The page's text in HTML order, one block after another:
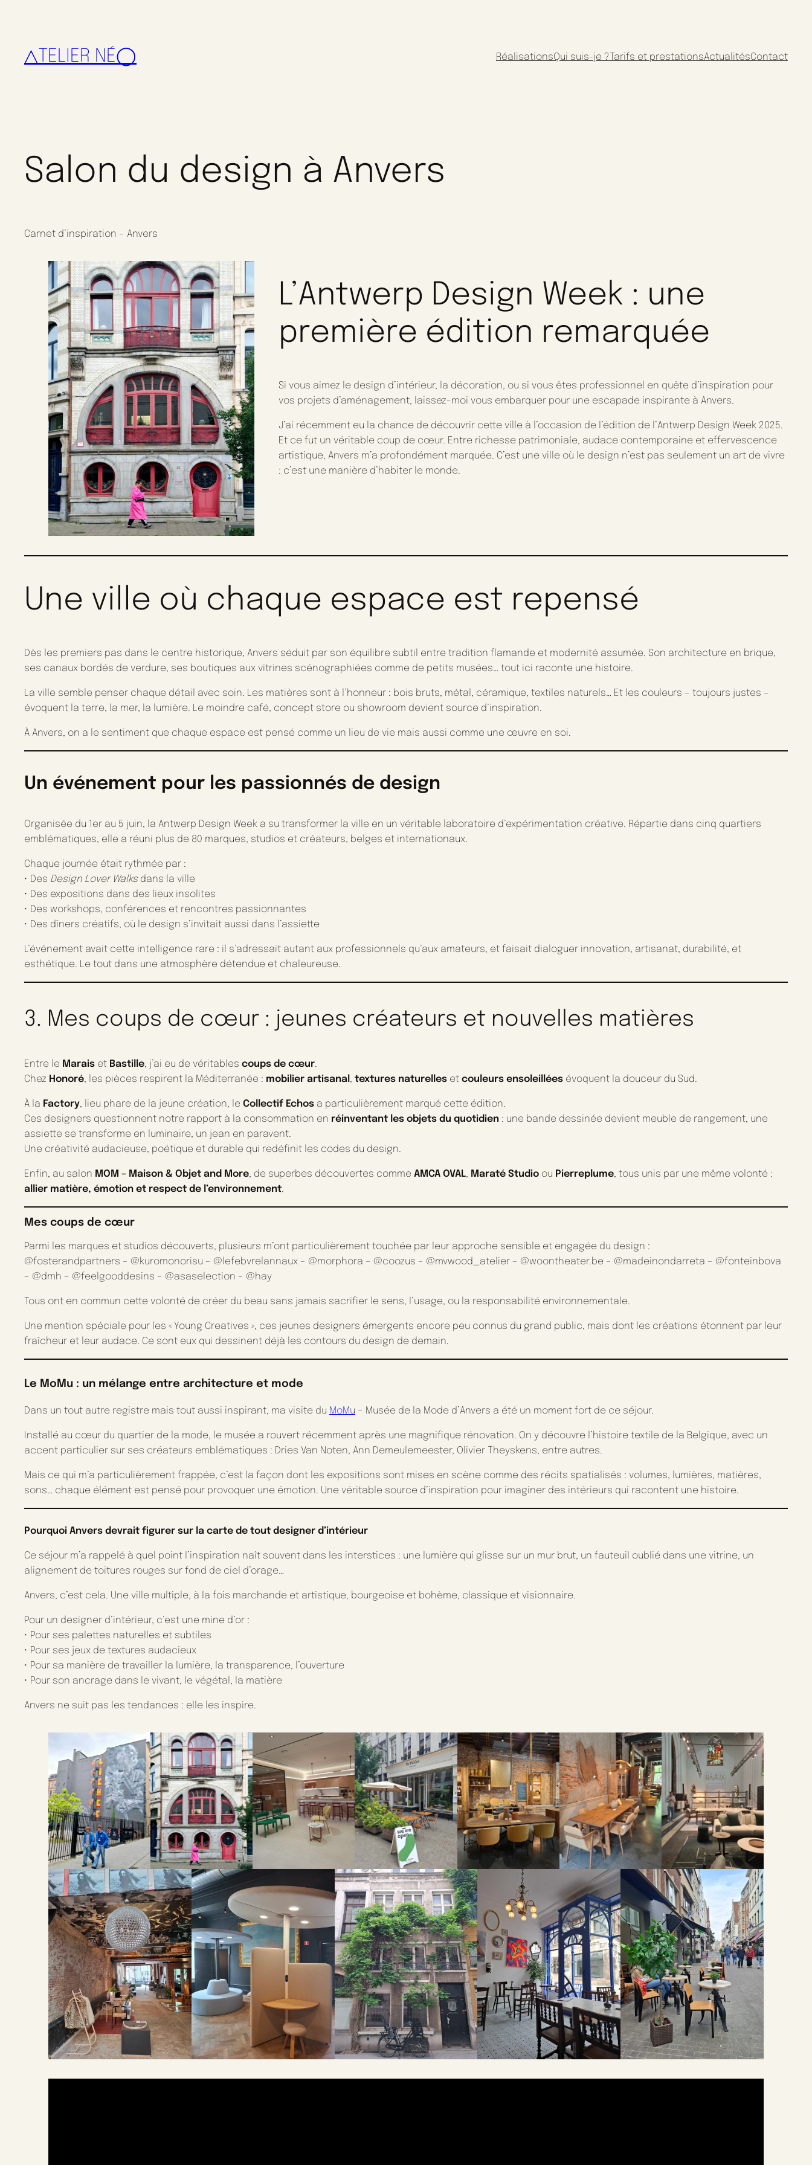
△TELIER NÉ◯ RéalisationsQui suis-je ? Tarifs et prestationsActualitésContact
Salon du design à Anvers
Carnet d’inspiration – Anvers
L’Antwerp Design Week : une
première édition remarquée
Si vous aimez le design d’intérieur, la décoration, ou si vous êtes professionnel en quête d’inspiration pour
vos projets d’aménagement, laissez-moi vous embarquer pour une escapade inspirante à Anvers.
J’ai récemment eu la chance de découvrir cette ville à l’occasion de l’édition de l’Antwerp Design Week 2025.
Et ce fut un véritable coup de cœur. Entre richesse patrimoniale, audace contemporaine et effervescence
artistique, Anvers m’a profondément marquée. C’est une ville où le design n’est pas seulement un art de vivre
: c’est une manière d’habiter le monde.
Une ville où chaque espace est repensé
Dès les premiers pas dans le centre historique, Anvers séduit par son équilibre subtil entre tradition flamande et modernité assumée. Son architecture en brique,
ses canaux bordés de verdure, ses boutiques aux vitrines scénographiées comme de petits musées… tout ici raconte une histoire.
La ville semble penser chaque détail avec soin. Les matières sont à l’honneur : bois bruts, métal, céramique, textiles naturels… Et les couleurs – toujours justes –
évoquent la terre, la mer, la lumière. Le moindre café, concept store ou showroom devient source d’inspiration.
À Anvers, on a le sentiment que chaque espace est pensé comme un lieu de vie mais aussi comme une œuvre en soi.
Un événement pour les passionnés de design
Organisée du 1er au 5 juin, la Antwerp Design Week a su transformer la ville en un véritable laboratoire d’expérimentation créative. Répartie dans cinq quartiers
emblématiques, elle a réuni plus de 80 marques, studios et créateurs, belges et internationaux.
Chaque journée était rythmée par :
• Des Design Lover Walksdans la ville
• Des expositions dans des lieux insolites
• Des workshops, conférences et rencontres passionnantes
• Des dîners créatifs, où le design s’invitait aussi dans l’assiette
L’événement avait cette intelligence rare : il s’adressait autant aux professionnels qu’aux amateurs, et faisait dialoguer innovation, artisanat, durabilité, et
esthétique. Le tout dans une atmosphère détendue et chaleureuse.
3. Mes coups de cœur : jeunes créateurs et nouvelles matières
Entre le Marais et Bastille, j’ai eu de véritables coups de cœur.
Chez Honoré, les pièces respirent la Méditerranée : mobilier artisanal , textures naturelles et couleurs ensoleillées évoquent la douceur du Sud.
À la Factory, lieu phare de la jeune création, le Collectif Echos a particulièrement marqué cette édition.
Ces designers questionnent notre rapport à la consommation en réinventant les objets du quotidien : une bande dessinée devient meuble de rangement, une
assiette se transforme en luminaire, un jean en paravent.
Une créativité audacieuse, poétique et durable qui redéfinit les codes du design.
Enfin, au salon MOM – Maison & Objet and More, de superbes découvertes comme AMCA OVAL, Maraté Studio ou Pierreplume, tous unis par une même volonté :
allier matière, émotion et respect de l’environnement.
Mes coups de cœur
Parmi les marques et studios découverts, plusieurs m’ont particulièrement touchée par leur approche sensible et engagée du design :
@fosterandpartners – @kuromonorisu – @lefebvrelannaux – @morphora – @coozus – @mvwood_atelier – @woontheater.be – @madeinondarreta – @fonteinbova
– @dmh – @feelgooddesins – @asaselection – @hay
Tous ont en commun cette volonté de créer du beau sans jamais sacrifier le sens, l’usage, ou la responsabilité environnementale.
Une mention spéciale pour les « Young Creatives », ces jeunes designers émergents encore peu connus du grand public, mais dont les créations étonnent par leur
fraîcheur et leur audace. Ce sont eux qui dessinent déjà les contours du design de demain.
Le MoMu : un mélange entre architecture et mode
Dans un tout autre registre mais tout aussi inspirant, ma visite du MoMu – Musée de la Mode d’Anvers a été un moment fort de ce séjour.
Installé au cœur du quartier de la mode, le musée a rouvert récemment après une magnifique rénovation. On y découvre l’histoire textile de la Belgique, avec un
accent particulier sur ses créateurs emblématiques : Dries Van Noten, Ann Demeulemeester, Olivier Theyskens, entre autres.
Mais ce qui m’a particulièrement frappée, c’est la façon dont les expositions sont mises en scène comme des récits spatialisés : volumes, lumières, matières,
sons… chaque élément est pensé pour provoquer une émotion. Une véritable source d’inspiration pour imaginer des intérieurs qui racontent une histoire.
Pourquoi Anvers devrait figurer sur la carte de tout designer d’intérieur
Ce séjour m’a rappelé à quel point l’inspiration naît souvent dans les interstices : une lumière qui glisse sur un mur brut, un fauteuil oublié dans une vitrine, un
alignement de toitures rouges sur fond de ciel d’orage…
Anvers, c’est cela. Une ville multiple, à la fois marchande et artistique, bourgeoise et bohème, classique et visionnaire.
Pour un designer d’intérieur, c’est une mine d’or :
• Pour ses palettes naturelles et subtiles
• Pour ses jeux de textures audacieux
• Pour sa manière de travailler la lumière, la transparence, l’ouverture
• Pour son ancrage dans le vivant, le végétal, la matière
Anvers ne suit pas les tendances : elle les inspire.